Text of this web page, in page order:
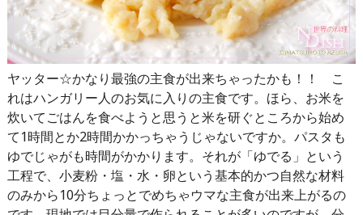
ヤッター☆かなり最強の主食が出来ちゃったかも！！ こ
れはハンガリー人のお気に入りの主食です。ほら、お米を
炊いてごはんを食べようと思うと米を研ぐところから始め
て1時間とか2時間かかっちゃうじゃないですか。パスタも
ゆでじゃがも時間がかかります。それが「ゆでる」という
工程で、小麦粉・塩・水・卵という基本的かつ自然な材料
のみから10分ちょっとでめちゃウマな主食が出来上がるの